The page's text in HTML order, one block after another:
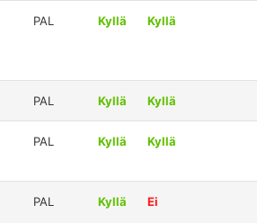
PAL Kyllä Kyllä
PAL Kyllä Kyllä
PAL Kyllä Kyllä
PAL Kyllä Ei